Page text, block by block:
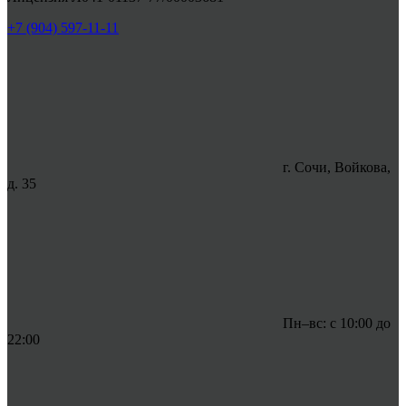
+7 (904) 597-11-11
г. Сочи, Войкова,
д. 35
Пн–вс: с 10:00 до
22:00